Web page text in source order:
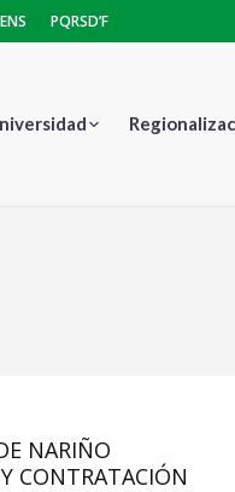
PQRSD’F
NARIÑO
CONTRATACIÓN